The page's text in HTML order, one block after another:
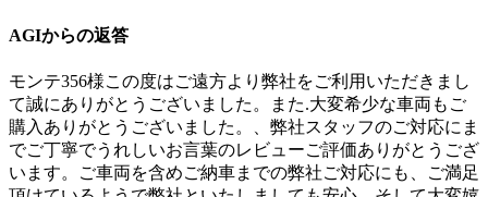
AGIからの返答
モンテ356様この度はご遠方より弊社をご利用いただきまし
て誠にありがとうございました。また.大変希少な車両もご
購入ありがとうございました。、弊社スタッフのご対応にま
でご丁寧でうれしいお言葉のレビューご評価ありがとうござ
います。ご車両を含めご納車までの弊社ご対応にも、ご満足